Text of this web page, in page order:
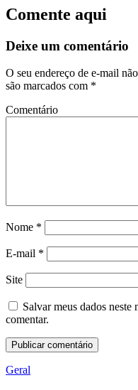
Comente aqui
Deixe um comentário
O seu endereço de e-mail
são marcados com *
Comentário
Nome *
E-mail *
Site
Salvar meus dados
comentar.
Geral